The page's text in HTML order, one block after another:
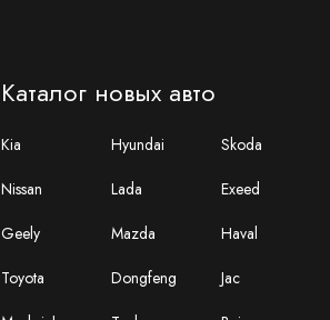
Каталог новых авто
Kia Hyundai Skoda
Nissan
Lada Exeed
Geely
Mazda Haval
Toyota
Dongfeng Jac